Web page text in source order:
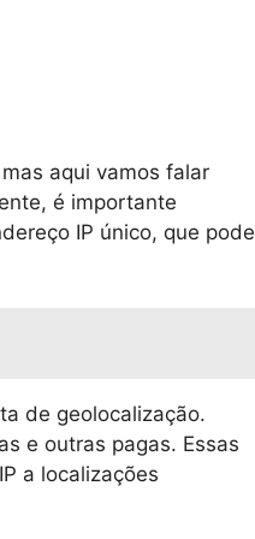
aqui vamos falar
é importante
IP único, que pode
de geolocalização.
e outras pagas. Essas
a localizações